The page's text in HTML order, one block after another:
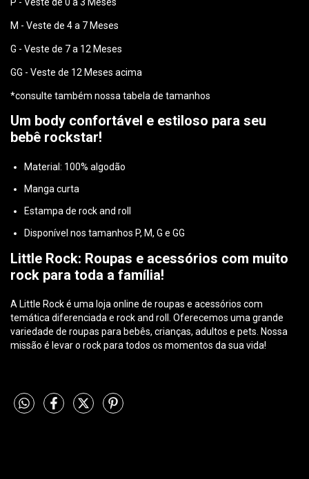
M - Veste de 4 a 7 Meses
G - Veste de 7 a 12 Meses
GG - Veste de 12 Meses acima
*consulte também nossa tabela de tamanhos
Um body confortável e estiloso para seu
bebê rockstar!
Material: 100% algodão
Manga curta
Estampa de rock and roll
Disponível nos tamanhos P, M, G e GG
Little Rock: Roupas e acessórios com muito
rock para toda a família!
A Little Rock é uma loja online de roupas e acessórios com
temática diferenciada e rock and roll. Oferecemos uma grande
variedade de roupas para bebês, crianças, adultos e pets. Nossa
missão é levar o rock para todos os momentos da sua vida!